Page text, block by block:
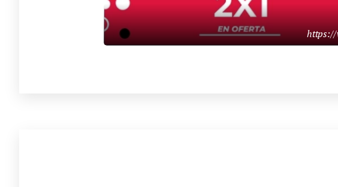
https://